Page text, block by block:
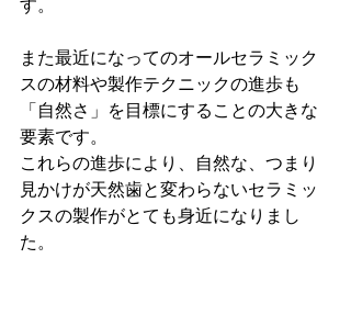
す。
また最近になってのオールセラミック
スの材料や製作テクニックの進歩も
「自然さ」を目標にすることの大きな
要素です。
これらの進歩により、自然な、つまり
見かけが天然歯と変わらないセラミッ
クスの製作がとても身近になりまし
た。